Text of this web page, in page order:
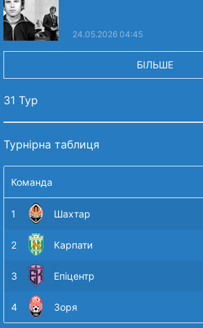
24.05.2026 04:45
БІЛЬШЕ
31 Тур
Турнірна таблиця
Команда
1 Шахтар
2 Карпати
3 Епіцентр
4 Зоря